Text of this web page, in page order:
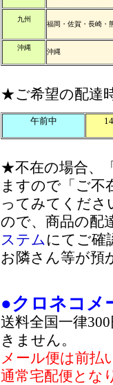
九州
福岡・佐賀・長崎・
沖縄
沖縄
★ご希望の配達
午前中
★不在の場合、
ますので「ご不
ってみてくだ
ので、商品の配
ステム にてご確
お隣さん等が預
●クロネコメ
送料全国一律
きません。
メール便は前払
通常宅配便とな